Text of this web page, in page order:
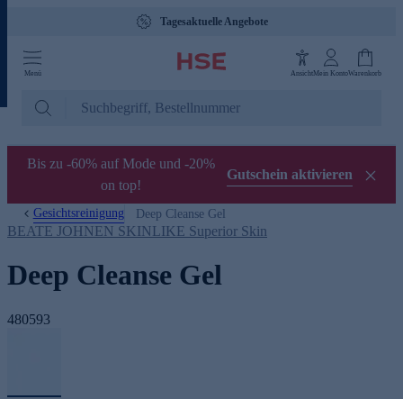
Tagesaktuelle Angebote
Menü AnsichtMein KontoWarenkorb
Bis zu -60% auf Mode und -20%
on top!
Gutschein aktivieren
Gesichtsreinigung Deep Cleanse Gel
BEATE JOHNEN SKINLIKE Superior Skin
Deep Cleanse Gel
480593